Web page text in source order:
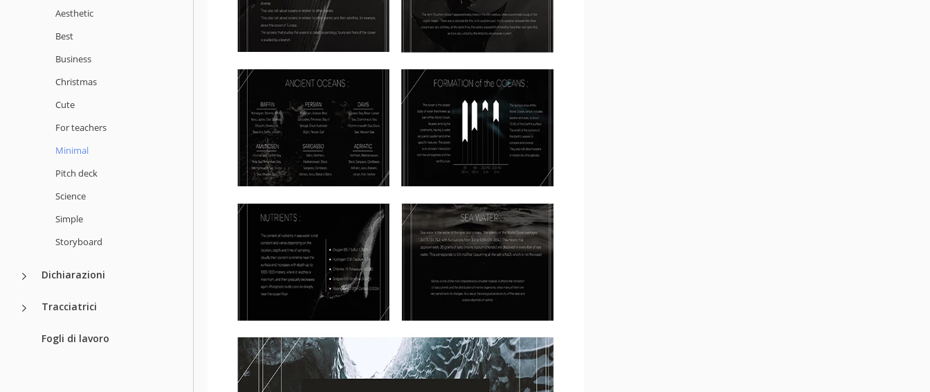
Aesthetic
Best
Business
Christmas
Cute
For teachers
Minimal
Pitch deck
Science
Simple
Storyboard
Dichiarazioni
Tracciatrici
Fogli di lavoro